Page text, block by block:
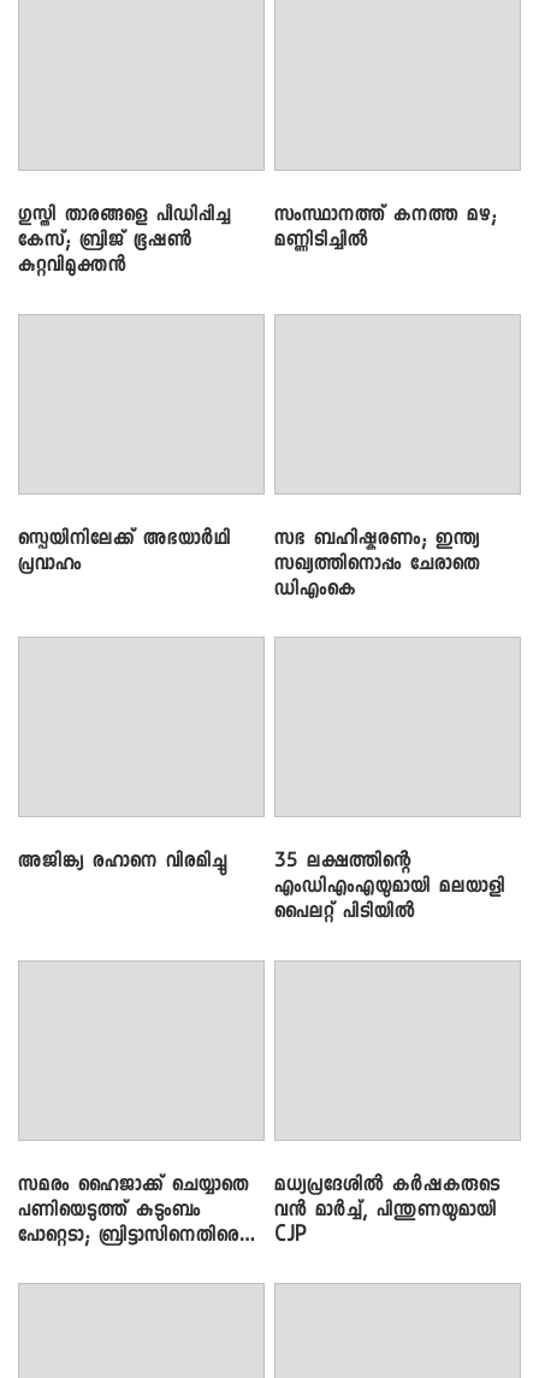
​ഗുസ്തി താരങ്ങളെ പീഡിപ്പിച്ച
കേസ്; ബ്രിജ് ഭൂഷൺ
കുറ്റവിമുക്തൻ
സംസ്ഥാനത്ത് കനത്ത മഴ;
മണ്ണിടിച്ചിൽ
സ്പെയിനിലേക്ക് അഭയാർഥി
പ്രവാഹം
സഭ ബഹിഷ്കരണം; ഇന്ത്യ
സഖ്യത്തിനൊപ്പം ചേരാതെ
ഡിഎംകെ
അജിങ്ക്യ രഹാനെ വിരമിച്ചു
35 ലക്ഷത്തിന്റെ
എംഡിഎംഎയുമായി മലയാളി
പൈലറ്റ് പിടിയിൽ
സമരം ഹൈജാക്ക് ചെയ്യാതെ
പണിയെടുത്ത് കുടുംബം
പോറ്റെടാ; ബ്രിട്ടാസിനെതിരെ
മധ്യപ്രദേശിൽ കർഷകരുടെ
വൻ മാർച്ച്, പിന്തുണയുമായി
CJP